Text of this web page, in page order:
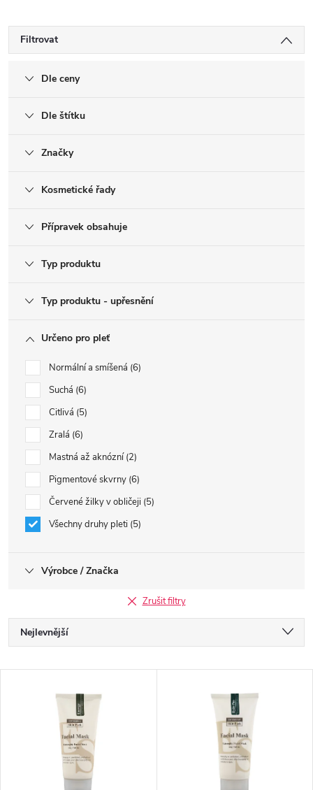
Filtrovat
Dle ceny
Dle štítku
Značky
Kosmetické řady
Přípravek obsahuje
Typ produktu
Typ produktu - upřesnění
Určeno pro pleť
Normální a smíšená 6
Suchá 6
Citlivá 5
Zralá 6
Mastná až aknózní 2
Pigmentové skvrny 6
Červené žilky v obličeji 5
Všechny druhy pleti 5
Výrobce / Značka
Zrušit filtry
Ř
a
Nejlevnější